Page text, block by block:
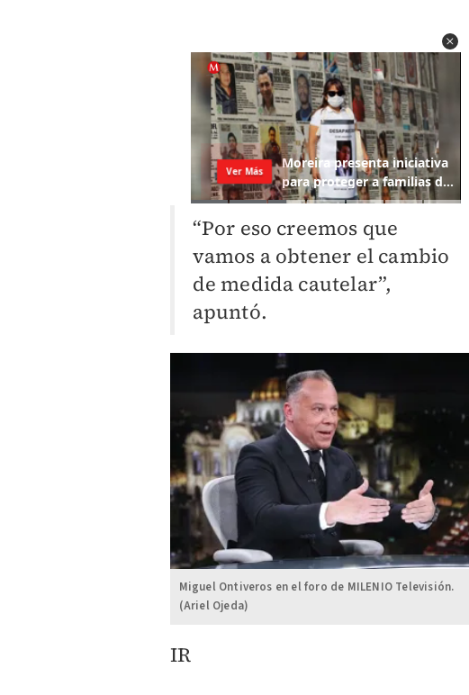
“Por eso creemos que
vamos a obtener el cambio
de medida cautelar”,
apuntó.
Miguel Ontiveros en el foro de MILENIO Televisión.
(Ariel Ojeda)
IR